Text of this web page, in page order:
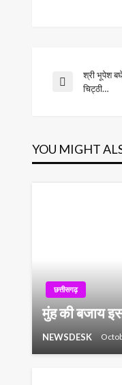
Post
Previous
श्री भूपेश
चिट्ठी…
YOU MIGHT
छत्तीसगढ़
मुंह की बजाय इस
NEWSDESK